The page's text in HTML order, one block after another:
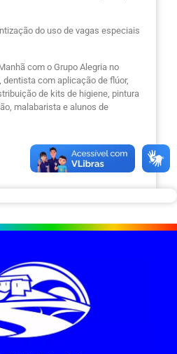
do uso de vagas especiais
com o Grupo Alegria no
com aplicação de flúor,
de kits de higiene, pintura
malabarista e alunos de